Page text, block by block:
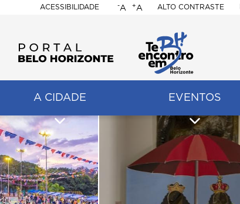
ACESSIBILIDADE
BELO
HORIZONTE
-A +A ALTO CONTRASTE
A CIDADE EVENTOS